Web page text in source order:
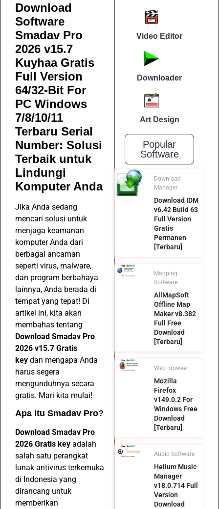
Download
Software
Smadav Pro
2026 v15.7
Kuyhaa Gratis
Full Version
64/32-Bit For
PC Windows
7/8/10/11
Terbaru Serial
Number: Solusi
Terbaik untuk
Lindungi
Komputer Anda
Jika Anda sedang
mencari solusi untuk
menjaga keamanan
komputer Anda dari
berbagai ancaman
seperti virus, malware,
dan program berbahaya
lainnya, Anda berada di
tempat yang tepat! Di
artikel ini, kita akan
membahas tentang
Download Smadav Pro
2026 v15.7 Gratis
key dan mengapa Anda
harus segera
mengunduhnya secara
gratis. Mari kita mulai!
Apa Itu Smadav Pro?
Download Smadav Pro
2026 Gratis key adalah
salah satu perangkat
lunak antivirus terkemuka
di Indonesia yang
dirancang untuk
memberikan
Video Editor
Downloader
Art Design
Popular
Software
Download
Manager
Download IDM
v6.42 Build 63
Full Version
Gratis
Permanen
[Terbaru]
Mapping
Software
AllMapSoft
Offline Map
Maker v8.382
Full Free
Download
[Terbaru]
Web Browser
Mozilla
Firefox
v149.0.2 For
Windows Free
Download
[Terbaru]
Audio Software
Helium Music
Manager
v18.0.714 Full
Version
Download